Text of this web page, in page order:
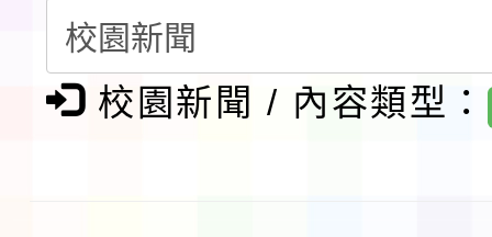
告(不再辦理後續甄選)
賽實施要點」1份
本市「115學年度學生
程安排一案
「桃園市補助參觀特色
校園新聞 / 內容類型：